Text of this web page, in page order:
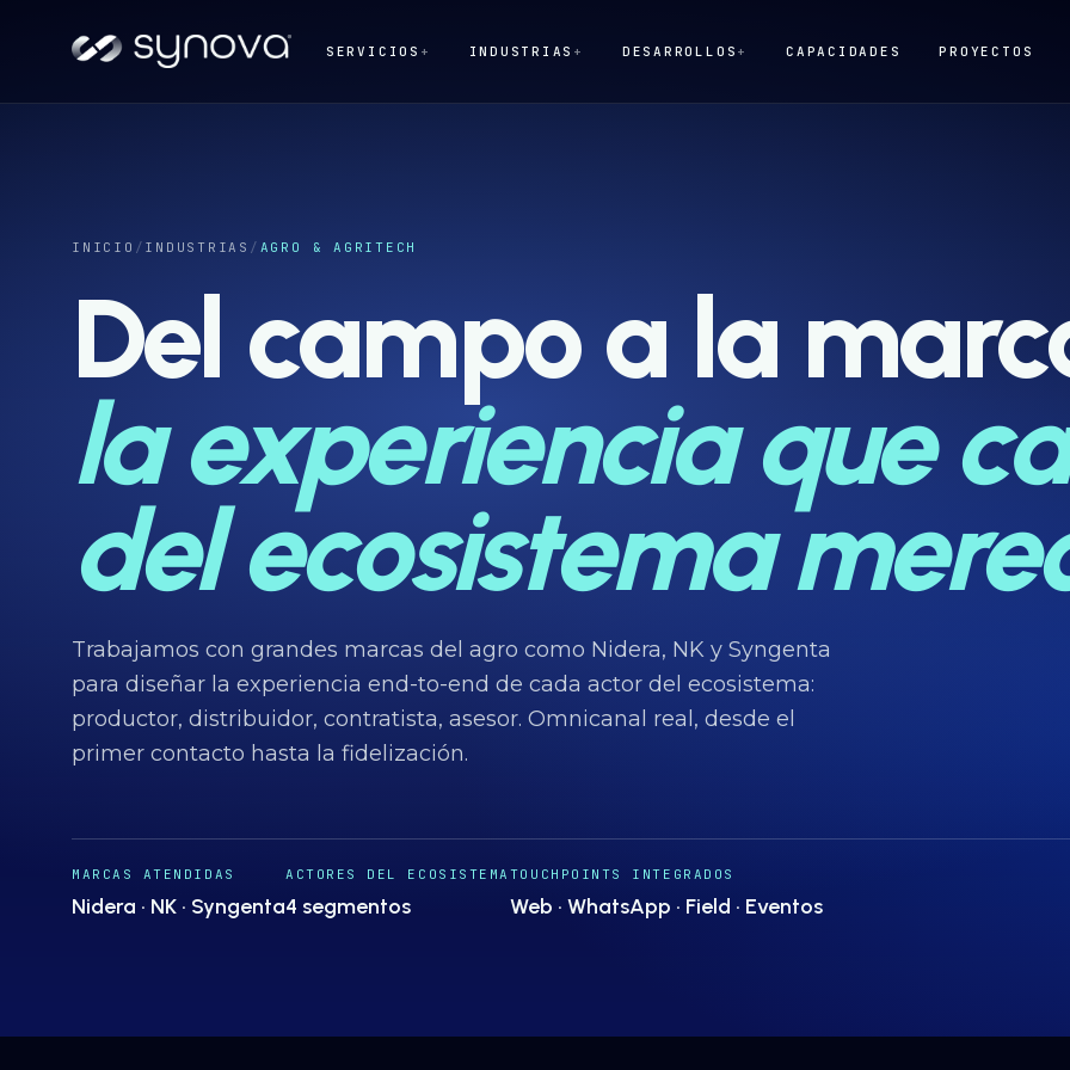
SERVICIOS + INDUSTRIAS + DESARROLLOS + CAPACIDADES PROYECTOS
INICIO / INDUSTRIAS / AGRO & AGRITECH
Del campo a la
la experiencia que
del ecosistema
Trabajamos con grandes marcas del agro como Nidera, NK y Syngenta
para diseñar la experiencia end-to-end de cada actor del ecosistema:
productor, distribuidor, contratista, asesor. Omnicanal real, desde el
primer contacto hasta la fidelización.
MARCAS ATENDIDAS
Nidera · NK · Syngenta
ACTORES DEL ECOSISTEMA
4 segmentos
TOUCHPOINTS INTEGRADOS
Web · WhatsApp · Field · Eventos